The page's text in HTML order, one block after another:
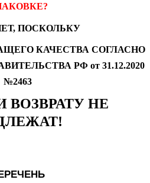
ПОСКОЛЬКУ
КАЧЕСТВА СОГЛАСНО
РФ от 31.12.2020
№2463
ВОЗВРАТУ НЕ